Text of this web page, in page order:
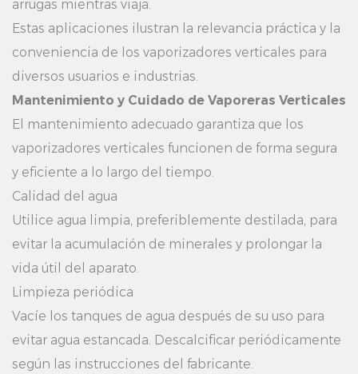
arrugas mientras viaja.
Estas aplicaciones ilustran la relevancia práctica y la
conveniencia de los vaporizadores verticales para
diversos usuarios e industrias.
Mantenimiento y Cuidado de Vaporeras Verticales
El mantenimiento adecuado garantiza que los
vaporizadores verticales funcionen de forma segura
y eficiente a lo largo del tiempo.
Calidad del agua
Utilice agua limpia, preferiblemente destilada, para
evitar la acumulación de minerales y prolongar la
vida útil del aparato.
Limpieza periódica
Vacíe los tanques de agua después de su uso para
evitar agua estancada. Descalcificar periódicamente
según las instrucciones del fabricante.